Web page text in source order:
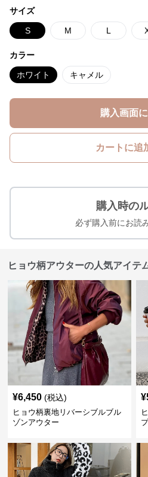
サイズ
S M L
カラー
ホワイト キャメル
購入画面
カートに追
購入時の
必ず購入前にお読
ヒョウ柄アウターの人気アイテ
¥6,450 (税込)
ヒョウ柄裏地リバーシブルブル
ゾンアウター
¥